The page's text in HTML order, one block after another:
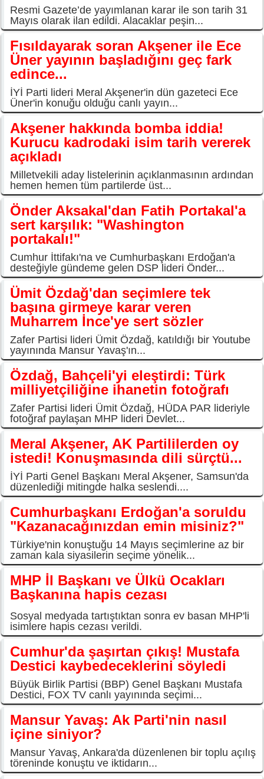
Resmi Gazete’de yayımlanan karar ile son tarih 31
Mayıs olarak ilan edildi. Alacaklar peşin...
Fısıldayarak soran Akşener ile Ece
Üner yayının başladığını geç fark
edince...
İYİ Parti lideri Meral Akşener'in dün gazeteci Ece
Üner'in konuğu olduğu canlı yayın...
Akşener hakkında bomba iddia!
Kurucu kadrodaki isim tarih vererek
açıkladı
Milletvekili aday listelerinin açıklanmasının ardından
hemen hemen tüm partilerde üst...
Önder Aksakal'dan Fatih Portakal'a
sert karşılık: "Washington
portakalı!"
Cumhur İttifakı'na ve Cumhurbaşkanı Erdoğan'a
desteğiyle gündeme gelen DSP lideri Önder...
Ümit Özdağ'dan seçimlere tek
başına girmeye karar veren
Muharrem İnce'ye sert sözler
Zafer Partisi lideri Ümit Özdağ, katıldığı bir Youtube
yayınında Mansur Yavaş'ın...
Özdağ, Bahçeli'yi eleştirdi: Türk
milliyetçiliğine ihanetin fotoğrafı
Zafer Partisi lideri Ümit Özdağ, HÜDA PAR lideriyle
fotoğraf paylaşan MHP lideri Devlet...
Meral Akşener, AK Partililerden oy
istedi! Konuşmasında dili sürçtü...
İYİ Parti Genel Başkanı Meral Akşener, Samsun'da
düzenlediği mitingde halka seslendi....
Cumhurbaşkanı Erdoğan'a soruldu
"Kazanacağınızdan emin misiniz?"
Türkiye'nin konuştuğu 14 Mayıs seçimlerine az bir
zaman kala siyasilerin seçime yönelik...
MHP İl Başkanı ve Ülkü Ocakları
Başkanına hapis cezası
Sosyal medyada tartıştıktan sonra ev basan MHP'li
isimlere hapis cezası verildi.
Cumhur'da şaşırtan çıkış! Mustafa
Destici kaybedeceklerini söyledi
Büyük Birlik Partisi (BBP) Genel Başkanı Mustafa
Destici, FOX TV canlı yayınında seçimi...
Mansur Yavaş: Ak Parti'nin nasıl
içine siniyor?
Mansur Yavaş, Ankara'da düzenlenen bir toplu açılış
töreninde konuştu ve iktidarın...